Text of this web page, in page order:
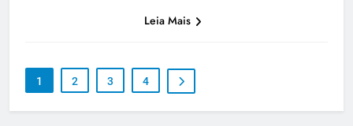
Leia Mais
1 2 3 4